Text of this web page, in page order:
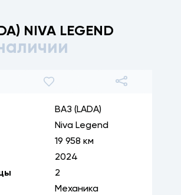
NIVA LEGEND
1/ 25
ВАЗ (LADA)
Niva Legend
19 958 км
2024
2
Механика